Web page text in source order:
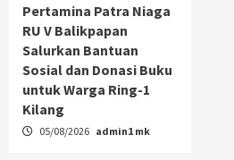
Pertamina Patra Niaga
RU V Balikpapan
Salurkan Bantuan
Sosial dan Donasi Buku
untuk Warga Ring-1
Kilang
05/08/2026 admin1 mk